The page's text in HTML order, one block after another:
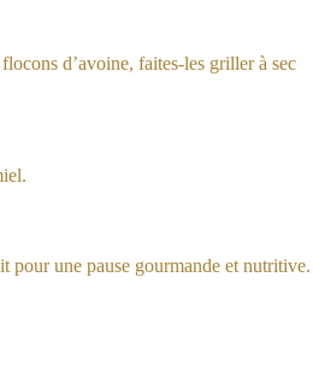
d’avoine, faites-les griller à sec
pour une pause gourmande et nutritive.